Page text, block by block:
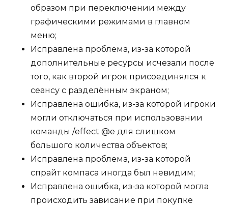
образом при переключении между
графическими режимами в главном
меню;
Исправлена проблема, из-за которой
дополнительные ресурсы исчезали после
того, как второй игрок присоединялся к
сеансу с разделённым экраном;
Исправлена ошибка, из-за которой игроки
могли отключаться при использовании
команды /effect @e для слишком
большого количества объектов;
Исправлена проблема, из-за которой
спрайт компаса иногда был невидим;
Исправлена ошибка, из-за которой могла
происходить зависание при покупке